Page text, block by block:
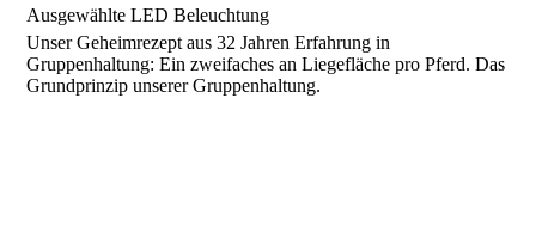
Ausgewählte LED Beleuchtung
Unser Geheimrezept aus 32 Jahren Erfahrung in
Gruppenhaltung: Ein zweifaches an Liegefläche pro Pferd. Das
Grundprinzip unserer Gruppenhaltung.